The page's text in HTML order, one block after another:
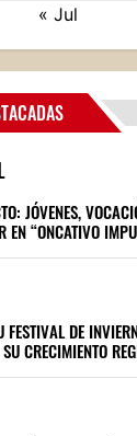
« Jul
JÓVENES,
EN “ONCATIVO
FESTIVAL DE
CRECIMIENTO